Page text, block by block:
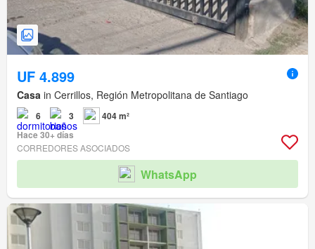
UF 4.899
Casa in Cerrillos, Región Metropolitana de Santiago
6 3
404 m²
Hace 30+ días
CORREDORES ASOCIADOS
WhatsApp